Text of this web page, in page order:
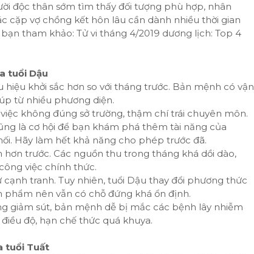
độc thân sớm tìm thấy đối tượng phù hợp, nhân
cặp vợ chồng kết hôn lâu cần dành nhiều thời gian
tham khảo: Tử vi tháng 4/2019 dương lịch: Top 4
tuổi Dậu
khởi sắc hơn so với tháng trước. Bản mệnh có vận
từ nhiều phương diện.
không đúng sở trường, thậm chí trái chuyên môn.
là cơ hội để bạn khám phá thêm tài năng của
Hãy làm hết khả năng cho phép trước đã.
trước. Các nguồn thu trong tháng khá dồi dào,
việc chính thức.
tranh. Tuy nhiên, tuổi Dậu thay đổi phương thức
phẩm nên vẫn có chỗ đứng khá ổn định.
giảm sút, bản mệnh dễ bị mắc các bệnh lây nhiễm
độ, hạn chế thức quá khuya.
tuổi Tuất